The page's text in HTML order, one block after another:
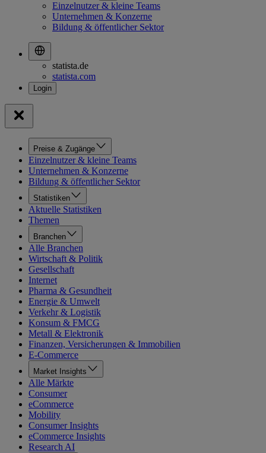
Einzelnutzer & kleine Teams
Unternehmen & Konzerne
Bildung & öffentlicher Sektor
statista.de
statista.com
Preise & Zugänge
Einzelnutzer & kleine Teams
Unternehmen & Konzerne
Bildung & öffentlicher Sektor
Statistiken
Aktuelle Statistiken
Themen
Branchen
Alle Branchen
Wirtschaft & Politik
Gesellschaft
Internet
Pharma & Gesundheit
Energie & Umwelt
Verkehr & Logistik
Konsum & FMCG
Metall & Elektronik
Finanzen, Versicherungen & Immobilien
E-Commerce
Market Insights
Alle Märkte
Consumer
eCommerce
Mobility
Consumer Insights
eCommerce Insights
Research AI